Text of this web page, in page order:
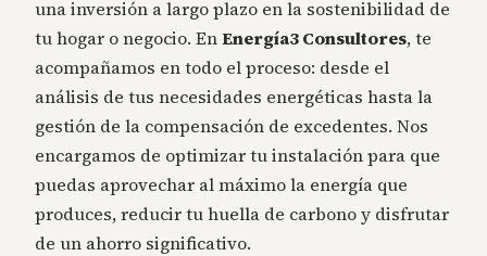
una inversión a largo plazo en la sostenibilidad de
tu hogar o negocio. EnEnergía3 Consultores, te
acompañamos en todo el proceso: desde el
análisis de tus necesidades energéticas hasta la
gestión de la compensación de excedentes. Nos
encargamos de optimizar tu instalación para que
puedas aprovechar al máximo la energía que
produces, reducir tu huella de carbono y disfrutar
de un ahorro significativo.